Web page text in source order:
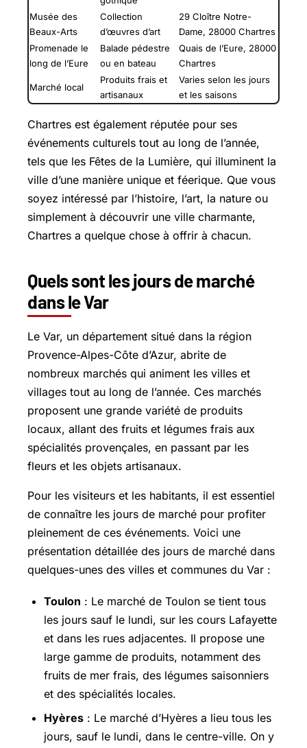
Musée des
Beaux-Arts
Collection
d’œuvres d’art
29 Cloître Notre-
Dame, 28000 Chartres
Promenade le
long de l’Eure
Balade pédestre
ou en bateau
Quais de l’Eure, 28000
Chartres
Marché local
Produits frais et
artisanaux
Varies selon les jours
et les saisons
Chartres est également réputée pour ses
événements culturels tout au long de l’année,
tels que les Fêtes de la Lumière, qui illuminent la
ville d’une manière unique et féerique. Que vous
soyez intéressé par l’histoire, l’art, la nature ou
simplement à découvrir une ville charmante,
Chartres a quelque chose à offrir à chacun.
Quels sont les jours de marché
dans le Var
Le Var, un département situé dans la région
Provence-Alpes-Côte d’Azur, abrite de
nombreux marchés qui animent les villes et
villages tout au long de l’année. Ces marchés
proposent une grande variété de produits
locaux, allant des fruits et légumes frais aux
spécialités provençales, en passant par les
fleurs et les objets artisanaux.
Pour les visiteurs et les habitants, il est essentiel
de connaître les jours de marché pour profiter
pleinement de ces événements. Voici une
présentation détaillée des jours de marché dans
quelques-unes des villes et communes du Var :
Toulon : Le marché de Toulon se tient tous
les jours sauf le lundi, sur les cours Lafayette
et dans les rues adjacentes. Il propose une
large gamme de produits, notamment des
fruits de mer frais, des légumes saisonniers
et des spécialités locales.
Hyères : Le marché d’Hyères a lieu tous les
jours, sauf le lundi, dans le centre-ville. On y